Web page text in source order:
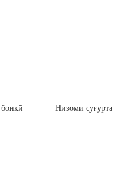
Низоми суғурта